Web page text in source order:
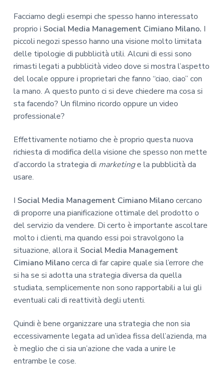
Facciamo degli esempi che spesso hanno interessato
proprio i Social Media Management Cimiano Milano. I
piccoli negozi spesso hanno una visione molto limitata
delle tipologie di pubblicità utili. Alcuni di essi sono
rimasti legati a pubblicità video dove si mostra l’aspetto
del locale oppure i proprietari che fanno “ciao, ciao” con
la mano. A questo punto ci si deve chiedere ma cosa si
sta facendo? Un filmino ricordo oppure un video
professionale?
Effettivamente notiamo che è proprio questa nuova
richiesta di modifica della visione che spesso non mette
d’accordo la strategia di marketinge la pubblicità da
usare.
I Social Media Management Cimiano Milanocercano
di proporre una pianificazione ottimale del prodotto o
del servizio da vendere. Di certo è importante ascoltare
molto i clienti, ma quando essi poi stravolgono la
situazione, allora il Social Media Management
Cimiano Milanocerca di far capire quale sia l’errore che
si ha se si adotta una strategia diversa da quella
studiata, semplicemente non sono rapportabili a lui gli
eventuali cali di reattività degli utenti.
Quindi è bene organizzare una strategia che non sia
eccessivamente legata ad un’idea fissa dell’azienda, ma
è meglio che ci sia un’azione che vada a unire le
entrambe le cose.